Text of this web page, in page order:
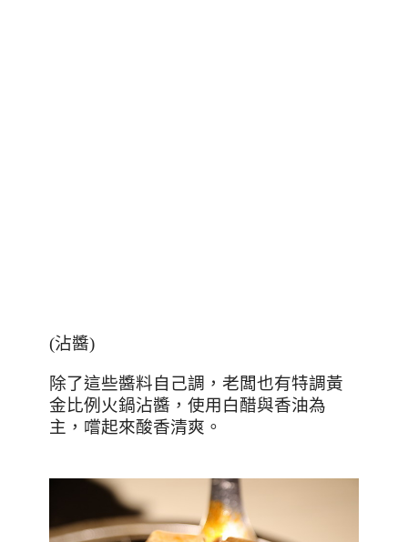
(沾醬)
除了這些醬料自己調，老闆也有特調黃
金比例火鍋沾醬，使用白醋與香油為
主，嚐起來酸香清爽。